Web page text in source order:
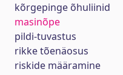
kõrgepinge õhuliinid
masinõpe
pildi-tuvastus
rikke tõenäosus
riskide määramine